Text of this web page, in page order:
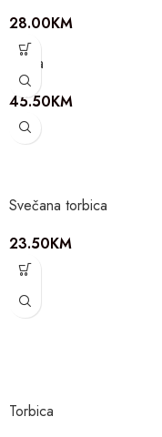
28.00KM
Torba
45.50KM
Svečana torbica
23.50KM
Torbica